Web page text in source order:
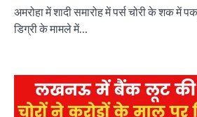
अमरोहा में शादी समारोह में पर्स चोरी के शक में
डिग्री के मामले में…